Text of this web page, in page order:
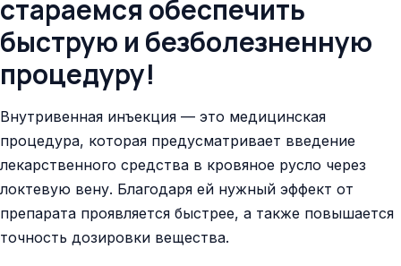
стараемся обеспечить
быструю и безболезненную
процедуру!
Внутривенная инъекция — это медицинская
процедура, которая предусматривает введение
лекарственного средства в кровяное русло через
локтевую вену. Благодаря ей нужный эффект от
препарата проявляется быстрее, а также повышается
точность дозировки вещества.